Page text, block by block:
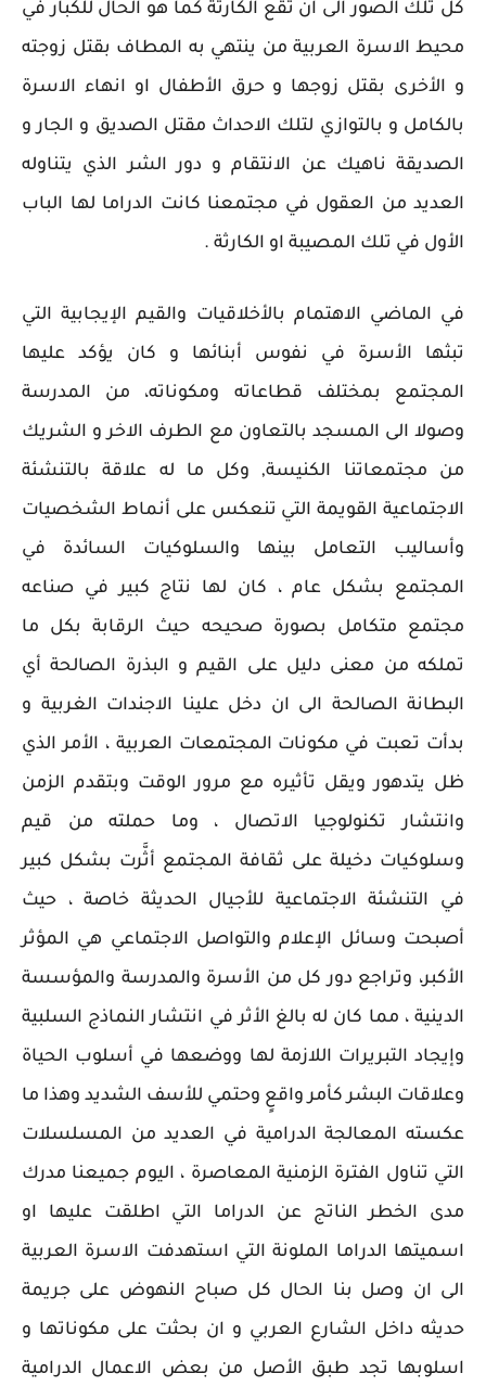
كل تلك الصور الى ان تقع الكارثة كما هو الحال للكبار في
محيط الاسرة العربية من ينتهي به المطاف بقتل زوجته
و الأخرى بقتل زوجها و حرق الأطفال او انهاء الاسرة
بالكامل و بالتوازي لتلك الاحداث مقتل الصديق و الجار و
الصديقة ناهيك عن الانتقام و دور الشر الذي يتناوله
العديد من العقول في مجتمعنا كانت الدراما لها الباب
الأول في تلك المصيبة او الكارثة .
في الماضي الاهتمام بالأخلاقيات والقيم الإيجابية التي
تبثها الأسرة في نفوس أبنائها و كان يؤكد عليها
المجتمع بمختلف قطاعاته ومكوناته، من المدرسة
وصولا الى المسجد بالتعاون مع الطرف الاخر و الشريك
من مجتمعاتنا الكنيسة, وكل ما له علاقة بالتنشئة
الاجتماعية القويمة التي تنعكس على أنماط الشخصيات
وأساليب التعامل بينها والسلوكيات السائدة في
المجتمع بشكل عام ، كان لها نتاج كبير في صناعه
مجتمع متكامل بصورة صحيحه حيث الرقابة بكل ما
تملكه من معنى دليل على القيم و البذرة الصالحة أي
البطانة الصالحة الى ان دخل علينا الاجندات الغربية و
بدأت تعبت في مكونات المجتمعات العربية ، الأمر الذي
ظل يتدهور ويقل تأثيره مع مرور الوقت وبتقدم الزمن
وانتشار تكنولوجيا الاتصال ، وما حملته من قيم
وسلوكيات دخيلة على ثقافة المجتمع أثَّرت بشكل كبير
في التنشئة الاجتماعية للأجيال الحديثة خاصة ، حيث
أصبحت وسائل الإعلام والتواصل الاجتماعي هي المؤثر
الأكبر، وتراجع دور كل من الأسرة والمدرسة والمؤسسة
الدينية ، مما كان له بالغ الأثر في انتشار النماذج السلبية
وإيجاد التبريرات اللازمة لها ووضعها في أسلوب الحياة
وعلاقات البشر كأمر واقعٍ وحتمي للأسف الشديد وهذا ما
عكسته المعالجة الدرامية في العديد من المسلسلات
التي تناول الفترة الزمنية المعاصرة ، اليوم جميعنا مدرك
مدى الخطر الناتج عن الدراما التي اطلقت عليها او
اسميتها الدراما الملونة التي استهدفت الاسرة العربية
الى ان وصل بنا الحال كل صباح النهوض على جريمة
حديثه داخل الشارع العربي و ان بحثت على مكوناتها و
اسلوبها تجد طبق الأصل من بعض الاعمال الدرامية